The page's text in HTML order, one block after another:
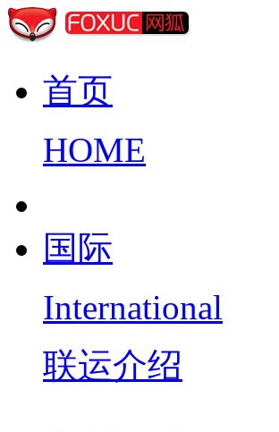
首页
HOME
国际
International
联运介绍